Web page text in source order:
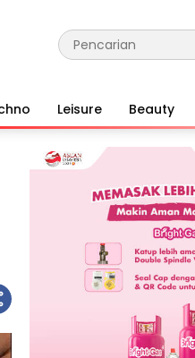
Leisure Beauty